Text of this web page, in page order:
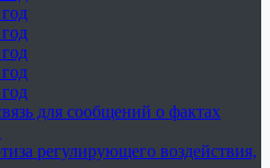
для сообщений о фактах
регулирующего воздействия,